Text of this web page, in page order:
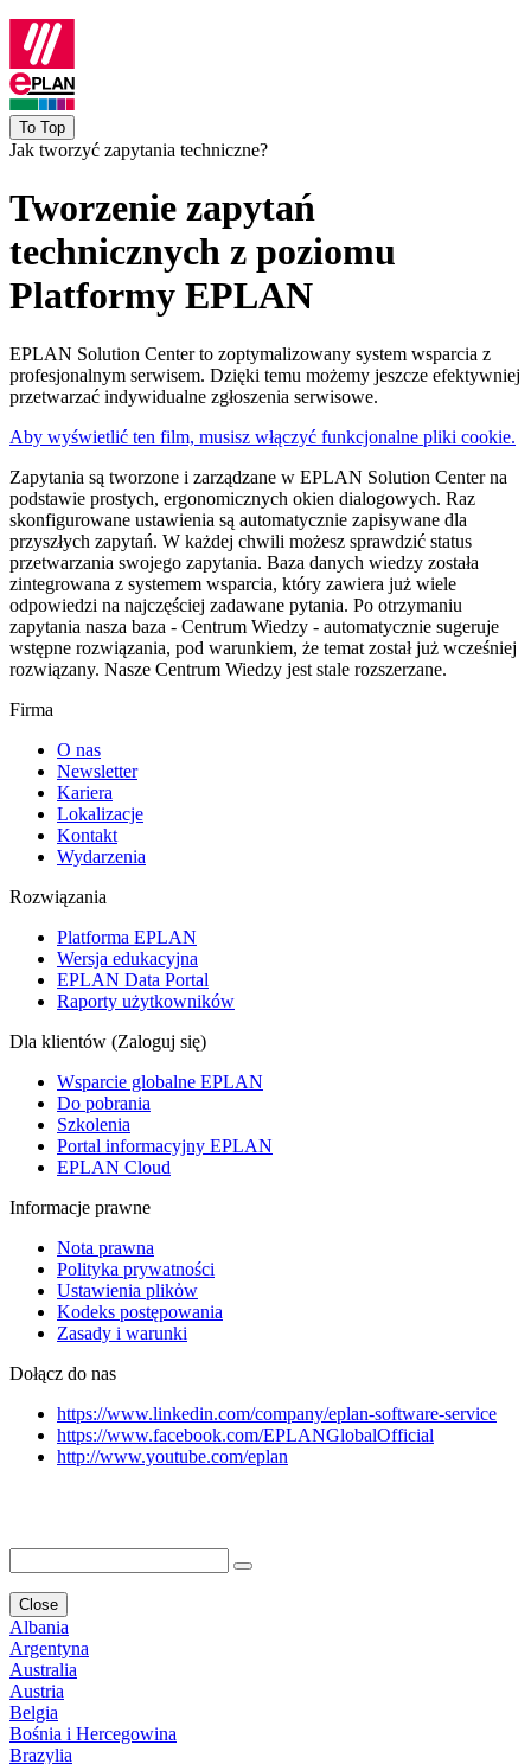
To Top
Jak tworzyć zapytania techniczne?
Tworzenie zapytań
technicznych z poziomu
Platformy EPLAN
EPLAN Solution Center to zoptymalizowany system wsparcia z
profesjonalnym serwisem. Dzięki temu możemy jeszcze efektywniej
przetwarzać indywidualne zgłoszenia serwisowe.
Aby wyświetlić ten film, musisz włączyć funkcjonalne pliki cookie.
Zapytania są tworzone i zarządzane w EPLAN Solution Center na
podstawie prostych, ergonomicznych okien dialogowych. Raz
skonfigurowane ustawienia są automatycznie zapisywane dla
przyszłych zapytań. W każdej chwili możesz sprawdzić status
przetwarzania swojego zapytania. Baza danych wiedzy została
zintegrowana z systemem wsparcia, który zawiera już wiele
odpowiedzi na najczęściej zadawane pytania. Po otrzymaniu
zapytania nasza baza - Centrum Wiedzy - automatycznie sugeruje
wstępne rozwiązania, pod warunkiem, że temat został już wcześniej
rozwiązany. Nasze Centrum Wiedzy jest stale rozszerzane.
Firma
O nas
Newsletter
Kariera
Lokalizacje
Kontakt
Wydarzenia
Rozwiązania
Platforma EPLAN
Wersja edukacyjna
EPLAN Data Portal
Raporty użytkowników
Dla klientów (Zaloguj się)
Wsparcie globalne EPLAN
Do pobrania
Szkolenia
Portal informacyjny EPLAN
EPLAN Cloud
Informacje prawne
Nota prawna
Polityka prywatności
Ustawienia plikὀw
Kodeks postępowania
Zasady i warunki
Dołącz do nas
https://www.linkedin.com/company/eplan-software-service
https://www.facebook.com/EPLANGlobalOfficial
http://www.youtube.com/eplan
Close
Albania
Argentyna
Australia
Austria
Belgia
Bośnia i Hercegowina
Brazylia